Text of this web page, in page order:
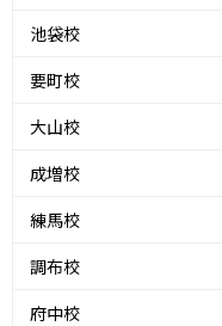
池袋校
要町校
大山校
成増校
練馬校
調布校
府中校